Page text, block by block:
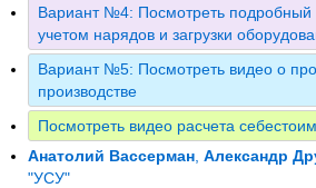
Вариант №4: Посмотреть подробный
учетом нарядов и загрузки
Вариант №5: Посмотреть видео о
производстве
Посмотреть видео расчета
Анатолий Вассерман Александр
"УСУ"